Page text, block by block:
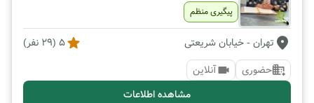
پیگیری منظم
تهران - خیابان شریعتی 5
(
29 نفر)
حضوری
آنلاین
مشاهده اطلاعات